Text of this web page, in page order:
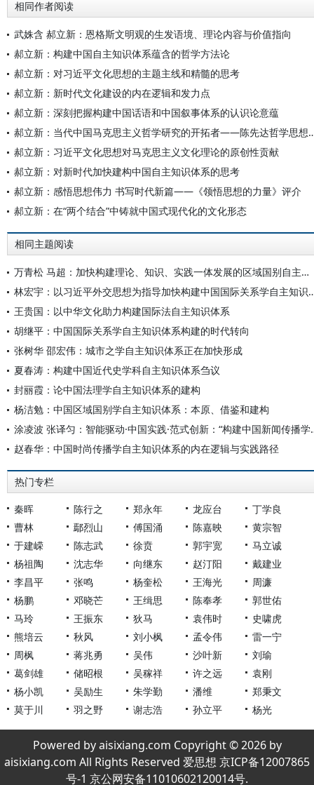
相同作者阅读
武姝含 郝立新：恩格斯文明观的生发语境、理论内容与价值指向
郝立新：构建中国自主知识体系蕴含的哲学方法论
郝立新：对习近平文化思想的主题主线和精髓的思考
郝立新：新时代文化建设的内在逻辑和发力点
郝立新：深刻把握构建中国话语和中国叙事体系的认识论意蕴
郝立新：当代中国马克思主
郝立新：习近平文化思想对马克思主义文化理论的原创性贡献
郝立新：对新时代加快建构中国自主知识体系的思考
郝立新：感悟思想伟力 书写时代新篇——《领悟思想的力量》评介
郝立新：在“两个结合”中铸就中国式现代化的文化形态
相同主题阅读
万青松 马超：加快构建理论、知识、实践一体发展的区域国别自主知识体系
林宏宇：以习近平外交思想为
王贵国：以中华文化助力构建国际法自主知识体系
胡继平：中国国际关系学自主知识体系构建的时代转向
张树华 邵宏伟：城市之学自主知识体系正在加快形成
夏春涛：构建中国近代史学科自主知识体系刍议
封丽霞：论中国法理学自主知识体系的建构
杨洁勉：中国区域国别学自主知识体系：本原、借鉴和建构
涂凌波 张译匀：智能驱
赵春华：中国时尚传播学自主知识体系的内在逻辑与实践路径
热门专栏
秦晖 陈行之 郑永年 龙应台
丁学良
曹林
鄢烈山 傅国涌 陈嘉映
黄宗智
于建嵘
陈志武 徐贲 郭宇宽
马立诚
杨祖陶
沈志华 向继东 赵汀阳
戴建业
李昌平
张鸣 杨奎松 王海光
周濂
杨鹏
邓晓芒 王缉思 陈奉孝
郭世佑
马玲
王振东 狄马 袁伟时
史啸虎
熊培云
秋风 刘小枫 孟令伟
雷一宁
周枫
蒋兆勇 吴伟 沙叶新
刘瑜
葛剑雄
储昭根 吴稼祥 许之远
袁刚
杨小凯
吴励生 朱学勤 潘维
郑秉文
莫于川
羽之野 谢志浩 孙立平 杨光
Powered by aisixiang.com Copyright © 2026 by
aisixiang.com All Rights Reserved 爱思想 京ICP备12007865
号-1 京公网安备11010602120014号.